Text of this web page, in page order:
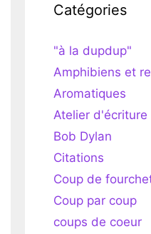
Catégories
"à la dupdup"
Amphibiens et
Aromatiques
Atelier d'écriture
Bob Dylan
Citations
Coup de
Coup par coup
coups de coeur